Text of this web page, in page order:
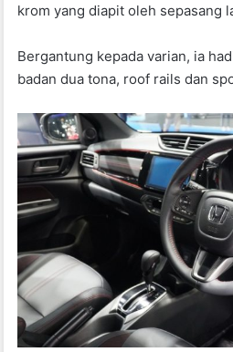
krom yang diapit oleh sepasang
Bergantung kepada varian, ia
badan dua tona, roof rails dan